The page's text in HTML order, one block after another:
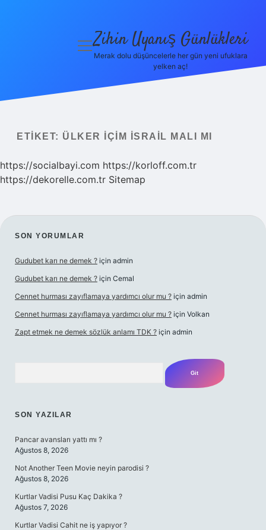
Politikası
menüyü
Zihin Uyanış Günlükleri
Merak dolu düşüncelerle her gün yeni ufuklara
yelken aç!
ETIKET: ÜLKER IÇIM İSRAIL MALI MI
https://socialbayi.com https://korloff.com.tr
https://dekorelle.com.tr Sitemap
SIDEBAR
SON YORUMLAR
Gudubet karı ne demek ? için admin
Gudubet karı ne demek ? için Cemal
Cennet hurması zayıflamaya yardımcı olur mu ? için admin
Cennet hurması zayıflamaya yardımcı olur mu ? için Volkan
Zapt etmek ne demek sözlük anlamı TDK ? için admin
SON YAZILAR
Pancar avansları yattı mı ?
Ağustos 8, 2026
Not Another Teen Movie neyin parodisi ?
Ağustos 8, 2026
Kurtlar Vadisi Pusu Kaç Dakika ?
Ağustos 7, 2026
Kurtlar Vadisi Cahit ne iş yapıyor ?